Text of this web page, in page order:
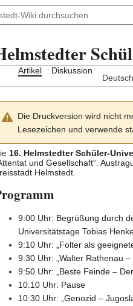
Artikel Diskussion
Deutsch
Die Druckversion wird nicht
Lesezeichen und verwende
16. Helmstedter Schüler-
und Gesellschaft“.
Helmstedt.
9:00 Uhr: Begrüßung durch
Universitätstage Tobias
9:10 Uhr: „Folter als
9:30 Uhr: „Walter Rathenau
9:50 Uhr: „Beste Feinde –
10:10 Uhr: Pause
10:30 Uhr: „Genozid –